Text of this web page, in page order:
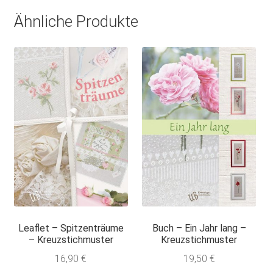
Ähnliche Produkte
Leaflet – Spitzenträume
– Kreuzstichmuster
16,90€
Buch – Ein Jahr lang –
Kreuzstichmuster
19,50 €